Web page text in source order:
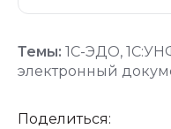
Темы: 1С-ЭДО,
электронный
Поделиться: